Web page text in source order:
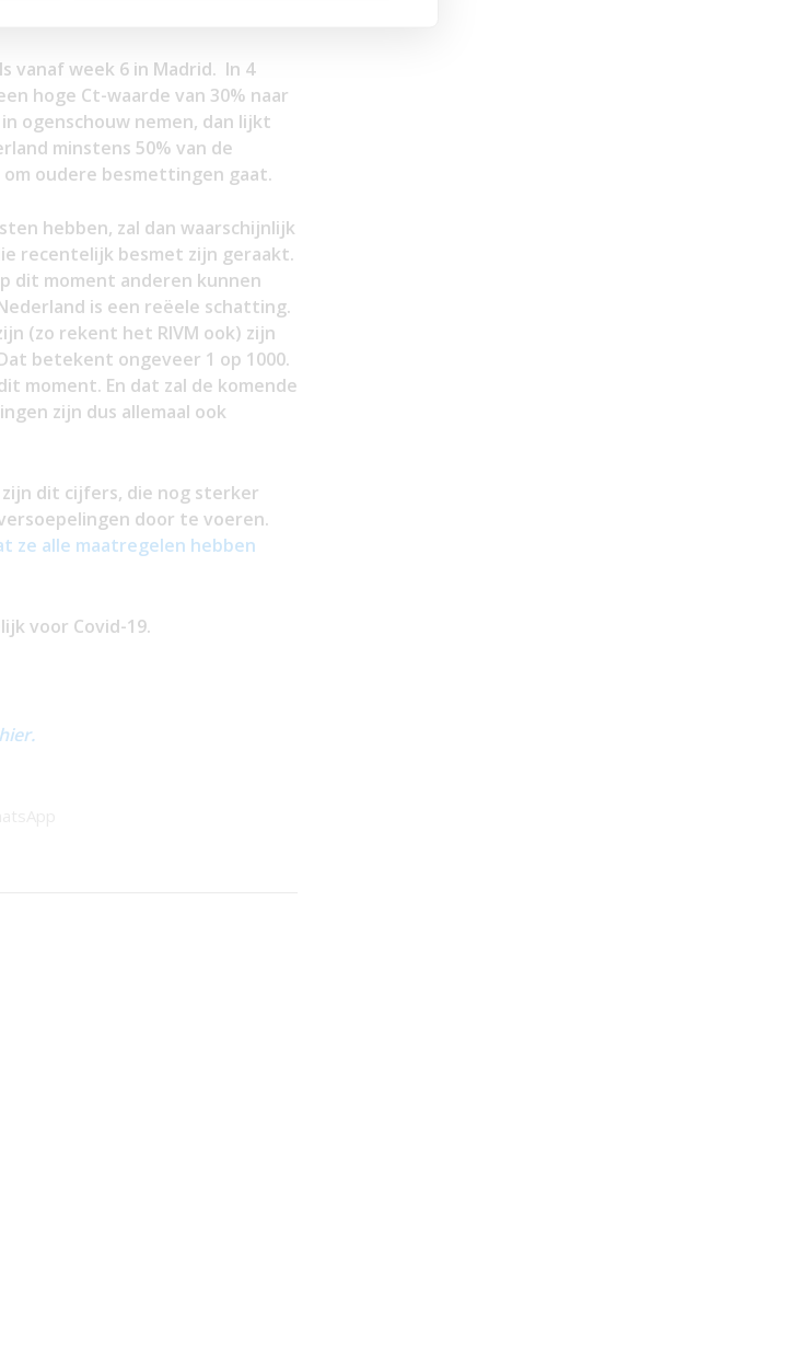
vanaf week 6 in Madrid. In 4
hoge Ct-waarde van 30% naar
ogenschouw nemen, dan lijkt
minstens 50% van de
oudere besmettingen gaat.
hebben, zal dan waarschijnlijk
recentelijk besmet zijn geraakt.
dit moment anderen kunnen
is een reëele schatting.
(zo rekent het RIVM ook) zijn
betekent ongeveer 1 op 1000.
moment. En dat zal de komende
zijn dus allemaal ook
dit cijfers, die nog sterker
door te voeren.
ze alle maatregelen hebben
voor Covid-19.